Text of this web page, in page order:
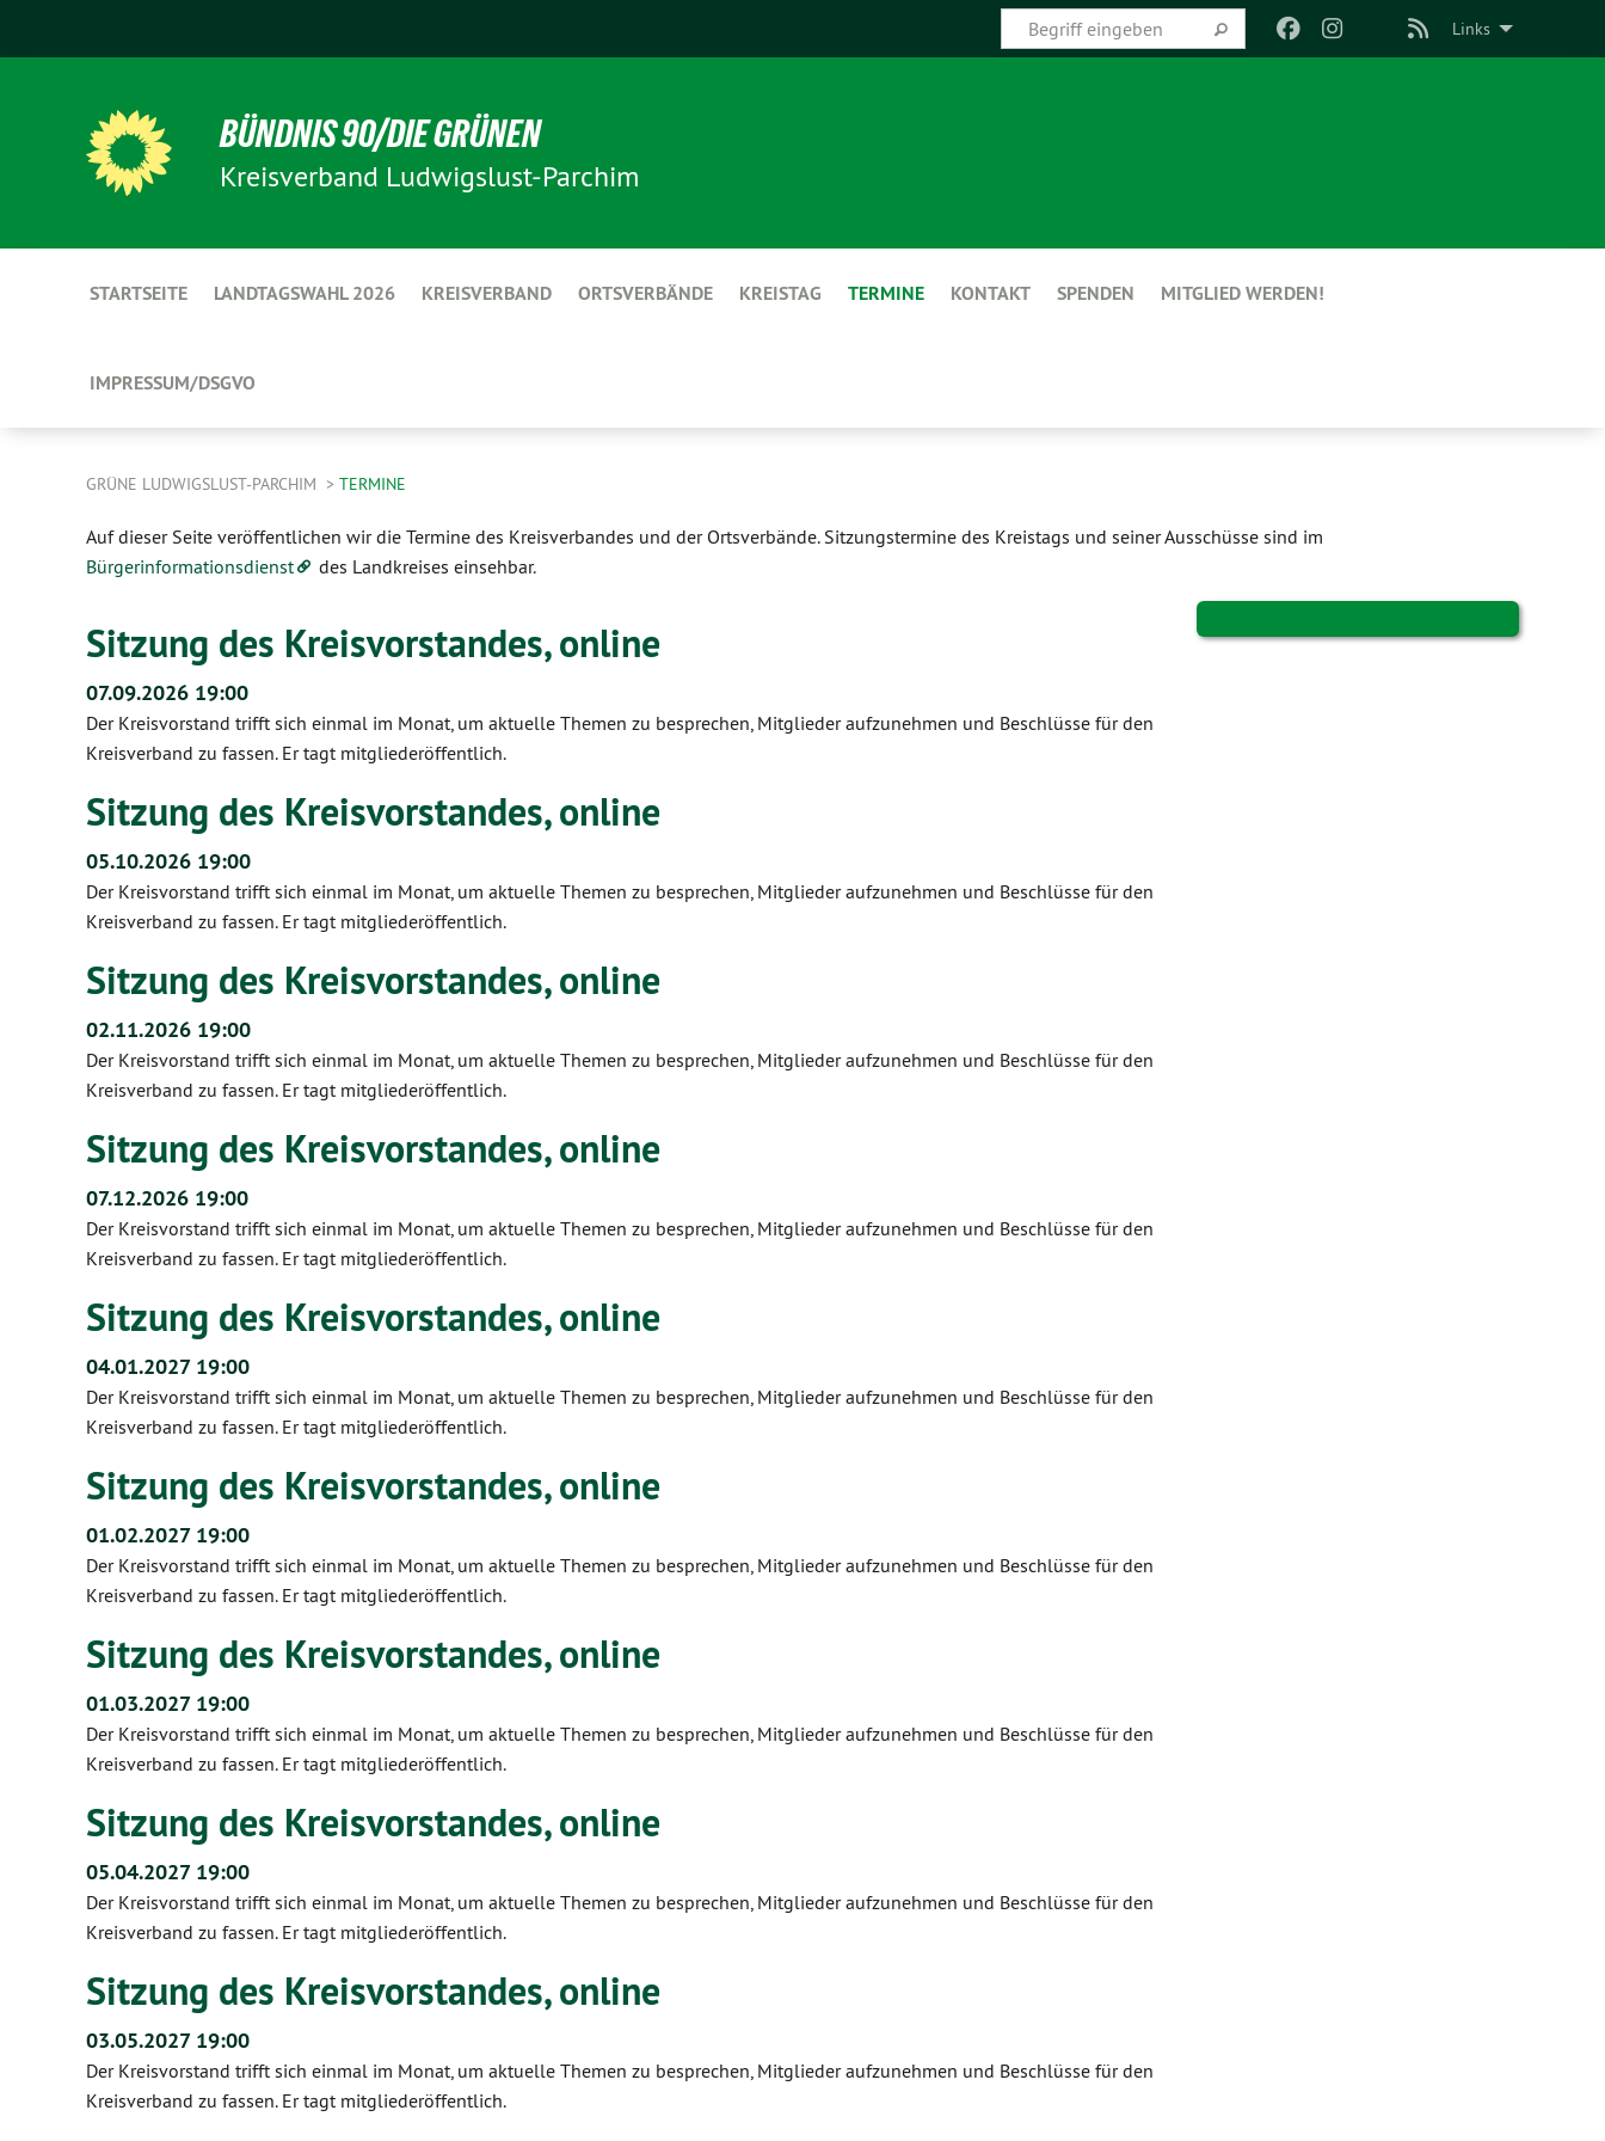
Links
BÜNDNIS 90/DIE GRÜNEN
Kreisverband Ludwigslust-Parchim
STARTSEITE LANDTAGSWAHL 2026 KREISVERBAND ORTSVERBÄNDE KREISTAG TERMINE KONTAKT SPENDEN MITGLIED WERDEN!
IMPRESSUM/DSGVO
GRÜNE LUDWIGSLUST-PARCHIM TERMINE
Auf dieser Seite veröffentlichen wir die Termine des Kreisverbandes und der Ortsverbände. Sitzungstermine des Kreistags und seiner Ausschüsse sind im
Bürgerinformationsdienst
des Landkreises einsehbar.
Sitzung des Kreisvorstandes, online
07.09.2026 19:00
Der Kreisvorstand trifft sich einmal im Monat, um aktuelle Themen zu besprechen, Mitglieder aufzunehmen und Beschlüsse für den
Kreisverband zu fassen. Er tagt mitgliederöffentlich.
Sitzung des Kreisvorstandes, online
05.10.2026 19:00
Der Kreisvorstand trifft sich einmal im Monat, um aktuelle Themen zu besprechen, Mitglieder aufzunehmen und Beschlüsse für den
Kreisverband zu fassen. Er tagt mitgliederöffentlich.
Sitzung des Kreisvorstandes, online
02.11.2026 19:00
Der Kreisvorstand trifft sich einmal im Monat, um aktuelle Themen zu besprechen, Mitglieder aufzunehmen und Beschlüsse für den
Kreisverband zu fassen. Er tagt mitgliederöffentlich.
Sitzung des Kreisvorstandes, online
07.12.2026 19:00
Der Kreisvorstand trifft sich einmal im Monat, um aktuelle Themen zu besprechen, Mitglieder aufzunehmen und Beschlüsse für den
Kreisverband zu fassen. Er tagt mitgliederöffentlich.
Sitzung des Kreisvorstandes, online
04.01.2027 19:00
Der Kreisvorstand trifft sich einmal im Monat, um aktuelle Themen zu besprechen, Mitglieder aufzunehmen und Beschlüsse für den
Kreisverband zu fassen. Er tagt mitgliederöffentlich.
Sitzung des Kreisvorstandes, online
01.02.2027 19:00
Der Kreisvorstand trifft sich einmal im Monat, um aktuelle Themen zu besprechen, Mitglieder aufzunehmen und Beschlüsse für den
Kreisverband zu fassen. Er tagt mitgliederöffentlich.
Sitzung des Kreisvorstandes, online
01.03.2027 19:00
Der Kreisvorstand trifft sich einmal im Monat, um aktuelle Themen zu besprechen, Mitglieder aufzunehmen und Beschlüsse für den
Kreisverband zu fassen. Er tagt mitgliederöffentlich.
Sitzung des Kreisvorstandes, online
05.04.2027 19:00
Der Kreisvorstand trifft sich einmal im Monat, um aktuelle Themen zu besprechen, Mitglieder aufzunehmen und Beschlüsse für den
Kreisverband zu fassen. Er tagt mitgliederöffentlich.
Sitzung des Kreisvorstandes, online
03.05.2027 19:00
Der Kreisvorstand trifft sich einmal im Monat, um aktuelle Themen zu besprechen, Mitglieder aufzunehmen und Beschlüsse für den
Kreisverband zu fassen. Er tagt mitgliederöffentlich.